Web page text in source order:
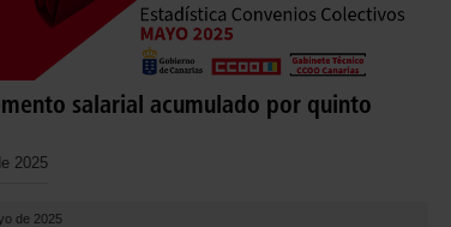
salarial acumulado por quinto
2025
de 2025